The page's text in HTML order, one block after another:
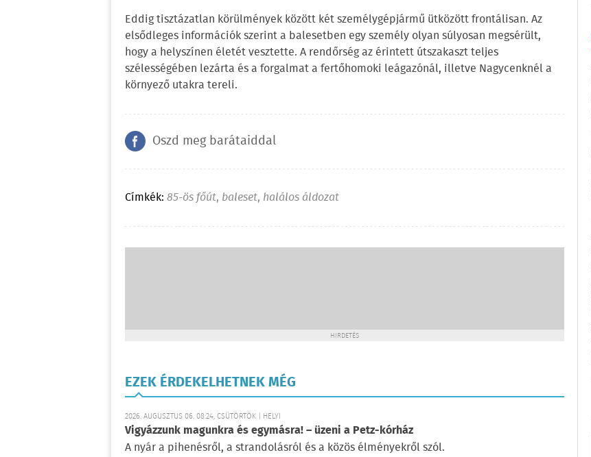
Eddig tisztázatlan körülmények között két személygépjármű ütközött frontálisan. Az
elsődleges információk szerint a balesetben egy személy olyan súlyosan megsérült,
hogy a helyszínen életét vesztette. A rendőrség az érintett útszakaszt teljes
szélességében lezárta és a forgalmat a fertőhomoki leágazónál, illetve Nagycenknél a
környező utakra tereli.
Oszd meg barátaiddal
Címkék: 85-ös főút, baleset, halálos áldozat
HIRDETÉS
EZEK ÉRDEKELHETNEK MÉG
2026. AUGUSZTUS 06. 08:24, CSÜTÖRTÖK | HELYI
Vigyázzunk magunkra és egymásra! – üzeni a Petz-kórház
A nyár a pihenésről, a strandolásról és a közös élményekről szól.